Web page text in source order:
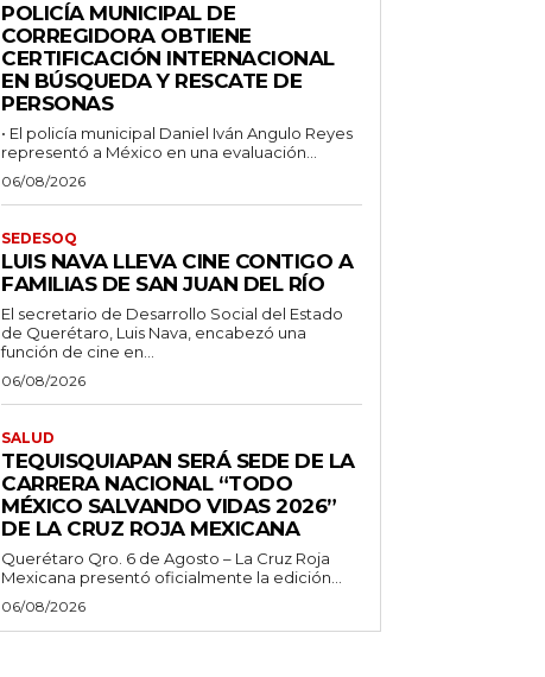
POLICÍA MUNICIPAL DE
CORREGIDORA OBTIENE
CERTIFICACIÓN INTERNACIONAL
EN BÚSQUEDA Y RESCATE DE
PERSONAS
• El policía municipal Daniel Iván Angulo Reyes
representó a México en una evaluación...
06/08/2026
SEDESOQ
LUIS NAVA LLEVA CINE CONTIGO A
FAMILIAS DE SAN JUAN DEL RÍO
El secretario de Desarrollo Social del Estado
de Querétaro, Luis Nava, encabezó una
función de cine en...
06/08/2026
SALUD
TEQUISQUIAPAN SERÁ SEDE DE LA
CARRERA NACIONAL “TODO
MÉXICO SALVANDO VIDAS 2026”
DE LA CRUZ ROJA MEXICANA
Querétaro Qro. 6 de Agosto – La Cruz Roja
Mexicana presentó oficialmente la edición...
06/08/2026